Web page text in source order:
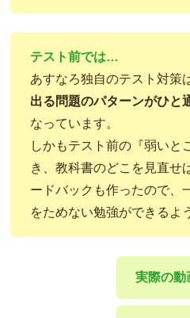
テスト前では…
あすなろ独自のテスト対策
出る問題のパターンがひと
なっています。
しかもテスト前の『弱いと
き、教科書のどこを見直せ
ードバックも作ったので、
をためない勉強ができるよ
実際の動